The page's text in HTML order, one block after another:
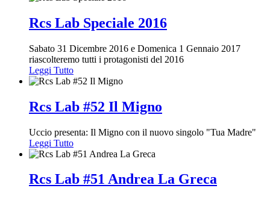
Rcs Lab Speciale 2016
Sabato 31 Dicembre 2016 e Domenica 1 Gennaio 2017
riascolteremo tutti i protagonisti del 2016
Leggi Tutto
Rcs Lab #52 Il Migno
Uccio presenta: Il Migno con il nuovo singolo "Tua Madre"
Leggi Tutto
Rcs Lab #51 Andrea La Greca